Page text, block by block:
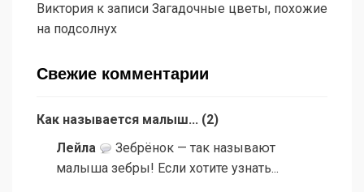
Виктория к записи Загадочные цветы, похожие
на подсолнух
Свежие комментарии
Как называется малыш... (2)
Лейла
Зебрёнок — так называют
малыша зебры! Если хотите узнать...